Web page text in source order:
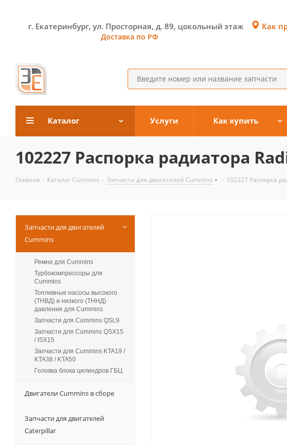
г. Екатеринбург, ул. Просторная, д. 89, цокольный этаж
Доставка по РФ
Как
Каталог Услуги Как купить
102227 Распорка радиатора
Главная - Каталог Cummins - Запчасти для двигателей Cummins - 102227 Распорка
Запчасти для двигателей
Cummins
Ремни для Cummins
Турбокомпрессоры для
Сummins
Топливные насосы высокого
(ТНВД) и низкого (ТННД)
давления для Cummins
Запчасти для Cummins QSL9
Запчасти для Cummins QSX15
/ ISX15
Запчасти для Cummins KTA19 /
KTA38 / KTA50
Головка блока цилиндров ГБЦ
Двигатели Cummins в сборе
Запчасти для двигателей
Caterpillar